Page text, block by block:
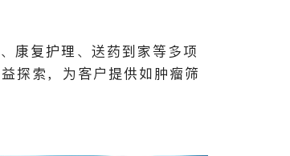
康复护理、送药到家等多项
探索，为客户提供如肿瘤筛